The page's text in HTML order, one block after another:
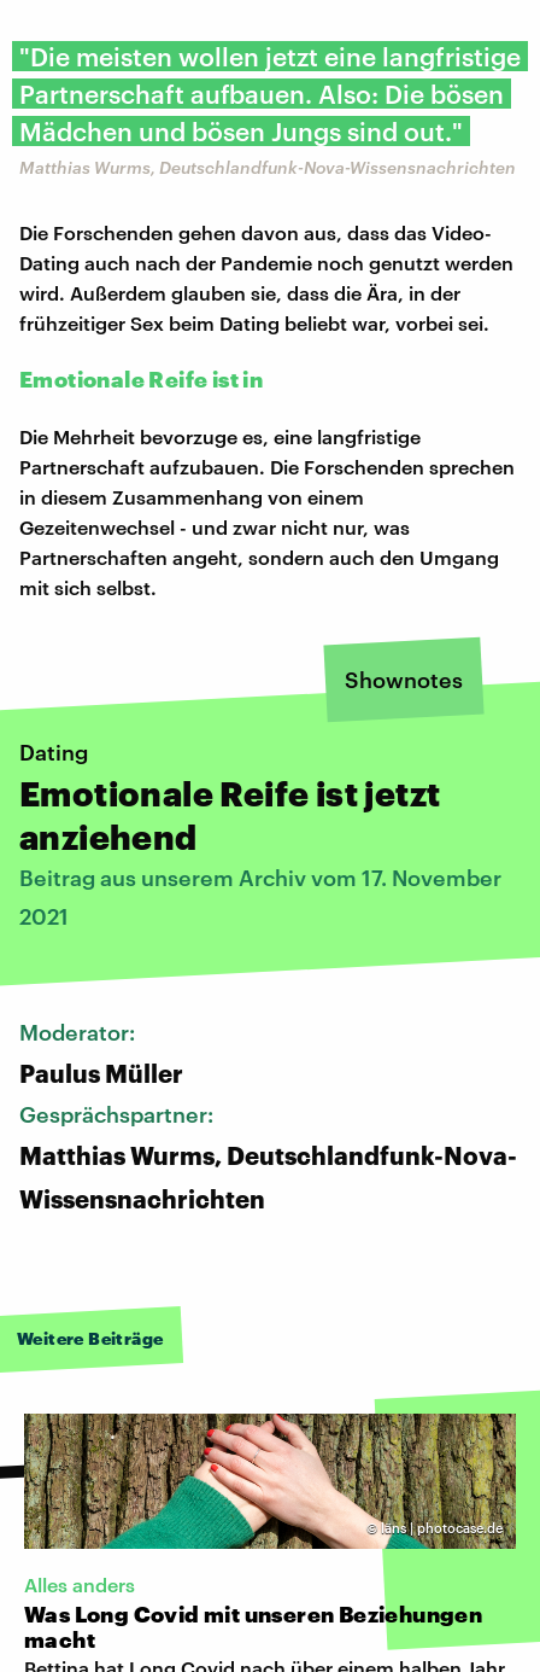
"Die meisten wollen jetzt eine langfristige
Partnerschaft aufbauen. Also: Die bösen
Mädchen und bösen Jungs sind out."
Matthias Wurms, Deutschlandfunk-Nova-Wissensnachrichten
Die Forschenden gehen davon aus, dass das Video-
Dating auch nach der Pandemie noch genutzt werden
wird. Außerdem glauben sie, dass die Ära, in der
frühzeitiger Sex beim Dating beliebt war, vorbei sei.
Emotionale Reife ist in
Die Mehrheit bevorzuge es, eine langfristige
Partnerschaft aufzubauen. Die Forschenden sprechen
in diesem Zusammenhang von einem
Gezeitenwechsel - und zwar nicht nur, was
Partnerschaften angeht, sondern auch den Umgang
mit sich selbst.
Shownotes
Dating
Emotionale Reife ist jetzt
anziehend
Beitrag aus unserem Archiv vom 17. November
2021
Moderator:
Paulus Müller
Gesprächspartner:
Matthias Wurms, Deutschlandfunk-Nova-
Wissensnachrichten
Weitere Beiträge
©läns | photocase.de
Alles anders
Was Long Covid mit unseren Beziehungen
macht